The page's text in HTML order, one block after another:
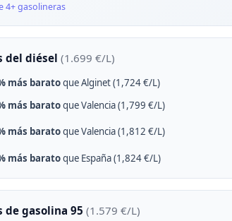
4+ gasolineras
del diésel (1.699 €/L)
más baratoque Alginet (1,724 €/L)
más baratoque Valencia (1,799 €/L)
más baratoque Valencia (1,812 €/L)
más baratoque España (1,824 €/L)
de gasolina 95 (1.579 €/L)